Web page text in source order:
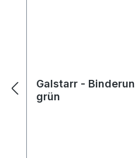
Galstarr -
grün